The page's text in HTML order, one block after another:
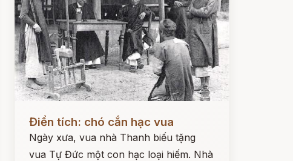
Đọc ngay
Điển tích: chó cắn hạc vua
Ngày xưa, vua nhà Thanh biếu tặng
vua Tự Đức một con hạc loại hiếm. Nhà